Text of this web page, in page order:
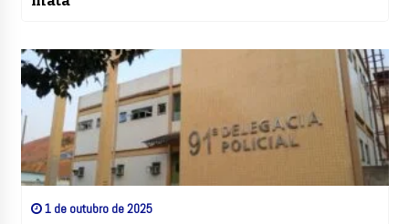
1 de outubro de 2025